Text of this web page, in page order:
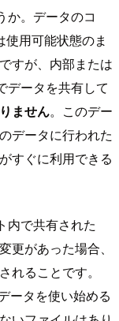
か。データのコ
用可能状態のま
すが、内部または
データを共有して
ません。このデー
データに行われた
すぐに利用できる
内で共有された
更があった場合、
れることです。
ータを使い始める